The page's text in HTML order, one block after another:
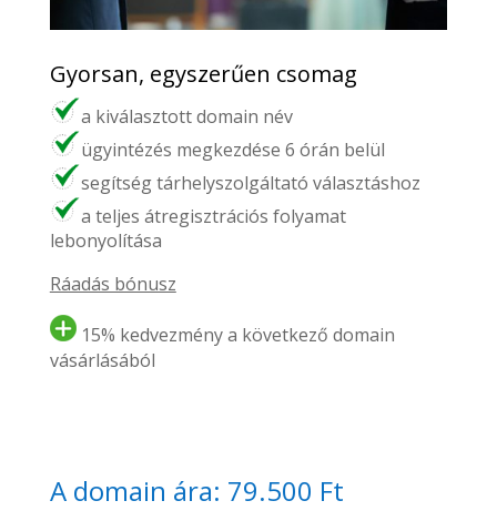
Gyorsan, egyszerűen csomag
a kiválasztott domain név
ügyintézés megkezdése 6 órán belül
segítség tárhelyszolgáltató választáshoz
a teljes átregisztrációs folyamat
lebonyolítása
Ráadás bónusz
15% kedvezmény a következő domain
vásárlásából
A domain ára: 79.500 Ft